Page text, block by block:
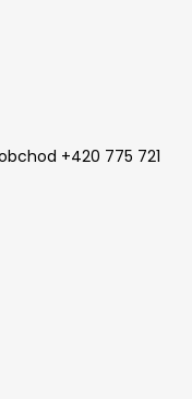
+420 775 721